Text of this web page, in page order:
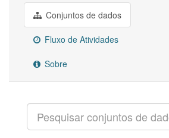
Conjuntos de dados
Fluxo de Atividades
Sobre